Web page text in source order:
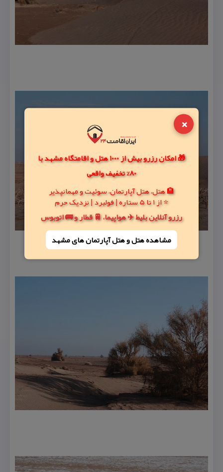
×
🎁 امکان رزرو بیش از 1000 هتل و اقامتگاه مشهد با
80% تخفیف واقعی
🏨 هتل، هتل آپارتمان، سوئیت و مهمانپذیر
⭐ از 1 تا 5 ستاره | فولبرد | نزدیک حرم
رزرو آنلاین بلیط ✈️ هواپیما، 🚆 قطار و 🚌 اتوبوس
مشاهده هتل و هتل‌ آپارتمان های مشهد